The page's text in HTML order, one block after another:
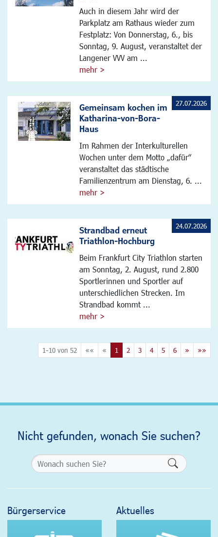
Auch in diesem Jahr wird der
Parkplatz am Rathaus wieder zum
Festplatz: Von Donnerstag, 6., bis
Sonntag, 9. August, veranstaltet der
Langener VVV am ...
mehr >
Gemeinsam kochen im
Katharina-von-Bora-
Haus
Im Rahmen der Interkulturellen
Wochen unter dem Motto „dafür“
veranstaltet das städtische
Familienzentrum am Dienstag, 6. ...
mehr >
27.07.2026
Strandbad erneut
Triathlon-Hochburg
Beim Frankfurt City Triathlon starten
am Sonntag, 2. August, rund 2.800
Sportlerinnen und Sportler auf
unterschiedlichen Strecken. Im
Strandbad kommt ...
mehr >
24.07.2026
1-10 von 52 «« « 1 2 3 4 5 6 » »»
Nicht gefunden, wonach Sie suchen?
Bürgerservice Aktuelles